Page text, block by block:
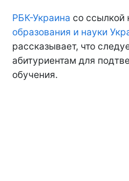
РБК-Украина со ссылкой
образования и науки
рассказывает, что
абитуриентам для
обучения.